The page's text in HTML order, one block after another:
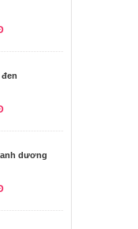
đen
dương